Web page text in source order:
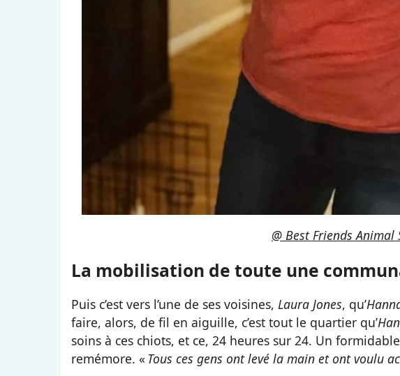
@ Best Friends Animal
La mobilisation de toute une
Puis c’est vers l’une de ses voisines, Laura Jones, qu’
faire, alors, de fil en aiguille, c’est tout le quartier qu’
soins à ces chiots, et ce, 24 heures sur 24. Un
remémore. « Tous ces gens ont levé la main et ont voulu